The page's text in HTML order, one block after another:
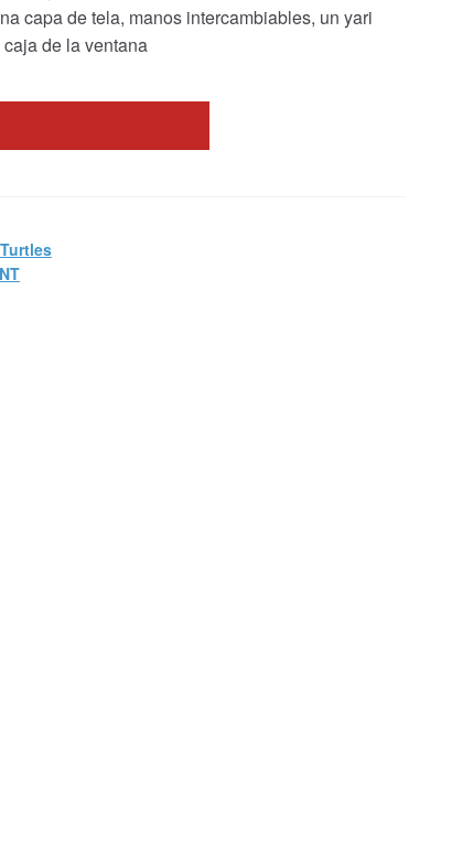
capa de tela, manos intercambiables, un yari
de la ventana